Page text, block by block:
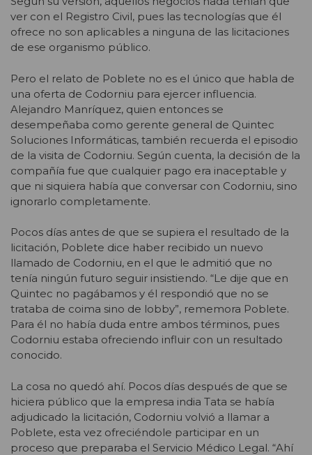
ver con el Registro Civil, pues las tecnologías que él
ofrece no son aplicables a ninguna de las licitaciones
de ese organismo público.
Pero el relato de Poblete no es el único que habla de
una oferta de Codorniu para ejercer influencia.
Alejandro Manríquez, quien entonces se
desempeñaba como gerente general de Quintec
Soluciones Informáticas, también recuerda el episodio
de la visita de Codorniu. Según cuenta, la decisión de la
compañía fue que cualquier pago era inaceptable y
que ni siquiera había que conversar con Codorniu, sino
ignorarlo completamente.
Pocos días antes de que se supiera el resultado de la
licitación, Poblete dice haber recibido un nuevo
llamado de Codorniu, en el que le admitió que no
tenía ningún futuro seguir insistiendo. “Le dije que en
Quintec no pagábamos y él respondió que no se
trataba de coima sino de lobby”, rememora Poblete.
Para él no había duda entre ambos términos, pues
Codorniu estaba ofreciendo influir con un resultado
conocido.
La cosa no quedó ahí. Pocos días después de que se
hiciera público que la empresa india Tata se había
adjudicado la licitación, Codorniu volvió a llamar a
Poblete, esta vez ofreciéndole participar en un
proceso que preparaba el Servicio Médico Legal. “Ahí